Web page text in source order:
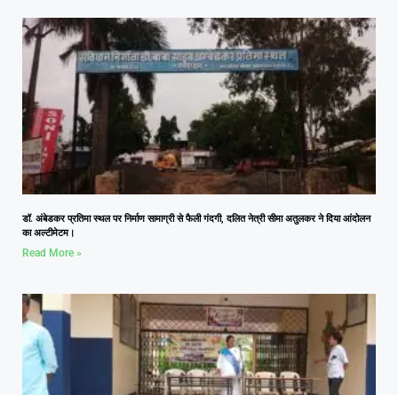
डॉ. अंबेडकर प्रतिमा स्थल पर निर्माण सामाग्री से फैली गंदगी, दलित नेत्री सीमा अतुलकर ने दिया आंदोलन
का अल्टीमेटम।
Read More »